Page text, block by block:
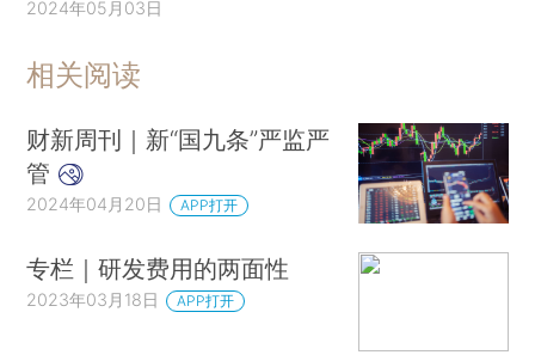
2024年05月03日
相关阅读
财新周刊｜新“国九条”严监严
管
2024年04月20日 APP打开
专栏｜研发费用的两面性
2023年03月18日 APP打开